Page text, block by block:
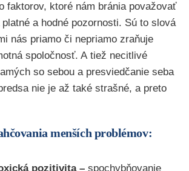
faktorov, ktoré nám bránia považovať
a hodné pozornosti. Sú to slová
nás priamo či nepriamo zraňuje
spoločnosť. A tiež necitlivé
so sebou a presviedčanie seba
nie je až také strašné, a preto
menších problémov:
pozitivita– spochybňovanie